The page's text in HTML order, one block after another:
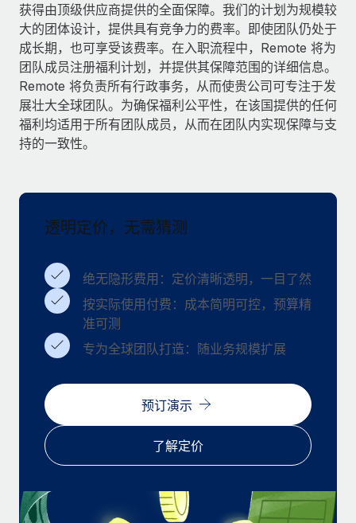
服务
咨询专家
获得全球人力资源与合规方面的专家帮助
背景调查
简化候选人筛选流程
合规守望台
在全球范围内配置和跟踪 IT 设备
实体设立
快速建立合规实体
人员调配与搬迁
轻松搬迁员工
轻松管理员工福利
Remote Build 即将推出
集成与人工智能自动化咨询
案例研究
薪金与人才洞察
洞察中心
获得支持
查看全部资源
EOR compliance
to the demands of today’s labor market, the...
了解更多
What a Workday global payroll implementation
Most teams hear "payroll implementation" and picture a
six-month project with a dedicated team....
了解更多
获得由顶级供应商提供的全面保障。我们的计划为规模较
大的团体设计，提供具有竞争力的费率。即使团队仍处于
成长期，也可享受该费率。在入职流程中，Remote 将为
团队成员注册福利计划，并提供其保障范围的详细信息。
Remote 将负责所有行政事务，从而使贵公司可专注于发
展壮大全球团队。为确保福利公平性，在该国提供的任何
福利均适用于所有团队成员，从而在团队内实现保障与支
持的一致性。
透明定价，无需猜测
绝无隐形费用：定价清晰透明，一目了然
按实际使用付费：成本简明可控，预算精
准可测
专为全球团队打造：随业务规模扩展
预订演示
了解定价